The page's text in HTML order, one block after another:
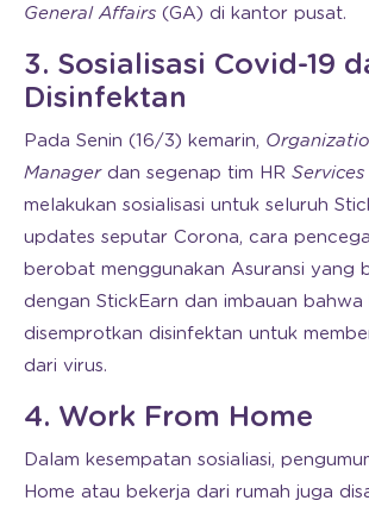
General Affairs (GA) di kantor pusat.
3. Sosialisasi Covid-19
Disinfektan
Pada Senin (16/3) kemarin,
Managerdan segenap tim HR Services
melakukan sosialisasi untuk seluruh
updates seputar Corona, cara
berobat menggunakan Asuransi yang
dengan StickEarn dan imbauan bahwa
disemprotkan disinfektan untuk
dari virus.
4. Work From Home
Dalam kesempatan sosialiasi,
Home atau bekerja dari rumah juga